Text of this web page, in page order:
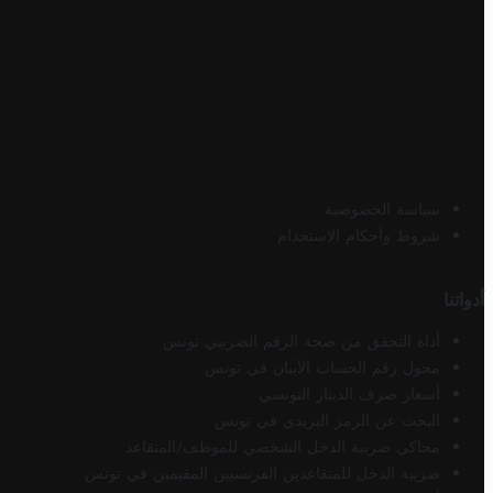
سياسة الخصوصية
شروط وأحكام الاستخدام
أدواتنا
أداة التحقق من صحة الرقم الضريبي تونس
محول رقم الحساب الآيبان في تونس
أسعار صرف الدينار التونسي
البحث عن الرمز البريدي في تونس
محاكي ضريبة الدخل الشخصي للموظف/المتقاعد
ضريبة الدخل للمتقاعدين الفرنسيين المقيمين في تونس